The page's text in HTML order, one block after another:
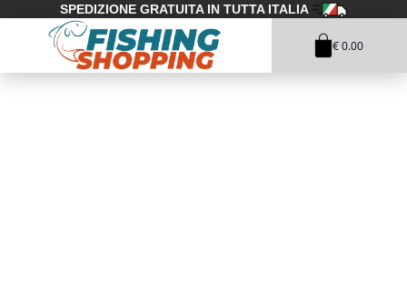
SPEDIZIONE GRATUITA IN TUTTA ITALIA
1
€ 0.00